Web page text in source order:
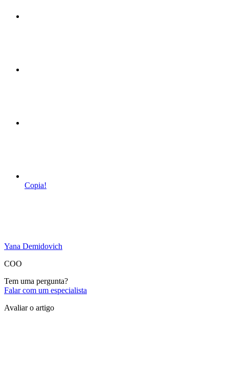
Copia!
Yana Demidovich
COO
Tem uma pergunta?
Falar com um especialista
Avaliar o artigo